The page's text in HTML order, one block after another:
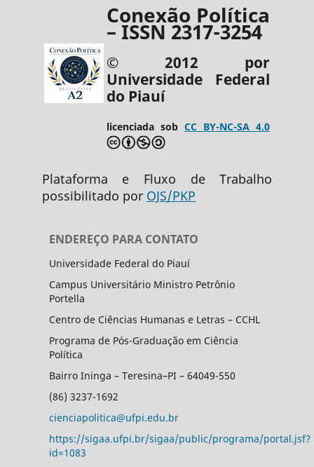
Conexão Política
– ISSN 2317-3254
© 2012 por
Universidade Federal
do Piauí
licenciada sob CC BY-NC-SA 4.0
Plataforma e Fluxo de Trabalho
possibilitado por OJS/PKP
ENDEREÇO PARA CONTATO
Universidade Federal do Piauí
Campus Universitário Ministro Petrônio
Portella
Centro de Ciências Humanas e Letras – CCHL
Programa de Pós-Graduação em Ciência
Política
Bairro Ininga – Teresina–PI – 64049-550
(86) 3237-1692
cienciapolitica@ufpi.edu.br
https://sigaa.ufpi.br/sigaa/public/programa/portal.jsf?
id=1083